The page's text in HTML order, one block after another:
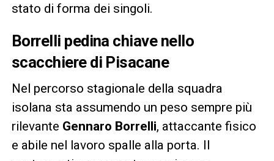
stato di forma dei singoli.
Borrelli pedina chiave nello
scacchiere di Pisacane
Nel percorso stagionale della squadra
isolana sta assumendo un peso sempre più
rilevante Gennaro Borrelli, attaccante fisico
e abile nel lavoro spalle alla porta. Il